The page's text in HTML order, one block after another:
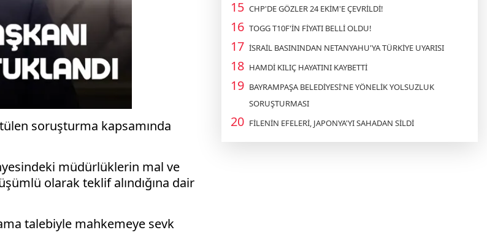
soruşturma kapsamında
müdürlüklerin mal ve
olarak teklif alındığına dair
talebiyle mahkemeye sevk
CHP'DE GÖZLER 24 EKİM'E ÇEVRİLDİ!
TOGG T10F'İN FİYATI BELLİ OLDU!
İSRAİL BASININDAN NETANYAHU'YA TÜRKİYE UYARISI
HAMDİ KILIÇ HAYATINI KAYBETTİ
BAYRAMPAŞA BELEDİYESİ'NE YÖNELİK YOLSUZLUK
SORUŞTURMASI
FİLENİN EFELERİ, JAPONYA'YI SAHADAN SİLDİ